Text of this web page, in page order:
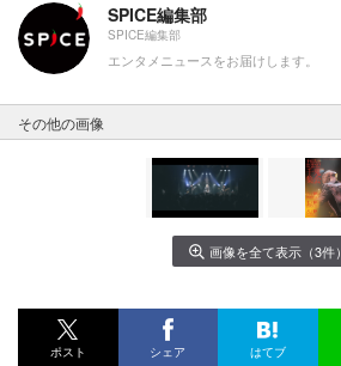
SPICE編集部
SPICE編集部
エンタメニュースをお届けします。
その他の画像
画像を全て表示（3件）
ポスト シェア はてブ